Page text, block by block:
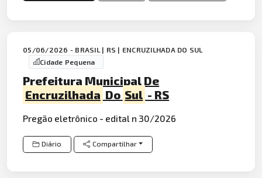
05/06/2026 - BRASIL | RS | ENCRUZILHADA DO SUL
Cidade Pequena
Prefeitura Municipal De
Encruzilhada Do Sul - RS
Pregão eletrônico - edital n 30/2026
Diário Compartilhar